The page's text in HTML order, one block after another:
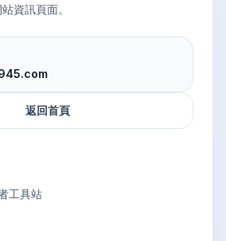
資訊頁面。
返回首頁
工具站